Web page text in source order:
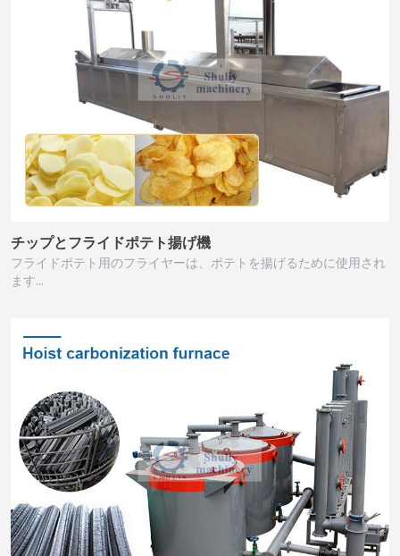
チップとフライドポテト揚げ機
フライドポテト用のフライヤーは、ポテトを揚げるために使用され
ます…